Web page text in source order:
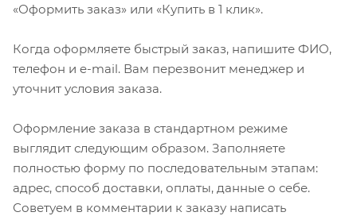
«Оформить заказ» или «Купить в 1 клик».
Когда оформляете быстрый заказ, напишите ФИО,
телефон и e-mail. Вам перезвонит менеджер и
уточнит условия заказа.
Оформление заказа в стандартном режиме
выглядит следующим образом. Заполняете
полностью форму по последовательным этапам:
адрес, способ доставки, оплаты, данные о себе.
Советуем в комментарии к заказу написать